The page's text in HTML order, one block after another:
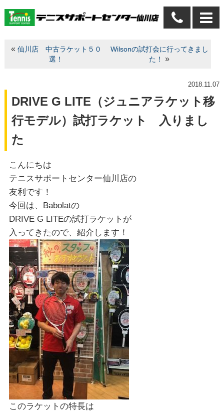
« 仙川店 中古ラケット５０
選！
Wilsonの試打会に行ってきまし
た！
»
2018.11.07
DRIVE G LITE（ジュニアラケット移
行モデル）試打ラケット 入りまし
た
こんにちは
テニスサポートセンター仙川店の
友利です！
今回は、Babolatの
DRIVE G LITEの試打ラケットが
入ってきたので、紹介します！
このラケットの特長は